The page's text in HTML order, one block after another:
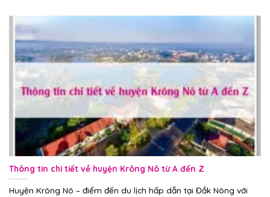
Thông tin chi tiết về huyện Krông Nô từ A đến Z
Huyện Krông Nô – điểm đến du lịch hấp dẫn tại Đắk Nông với